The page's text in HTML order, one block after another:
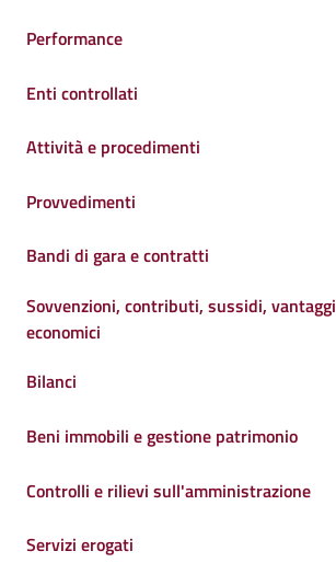
Performance
Enti controllati
Attività e procedimenti
Provvedimenti
Bandi di gara e contratti
Sovvenzioni, contributi, sussidi, vantaggi
economici
Bilanci
Beni immobili e gestione patrimonio
Controlli e rilievi sull'amministrazione
Servizi erogati